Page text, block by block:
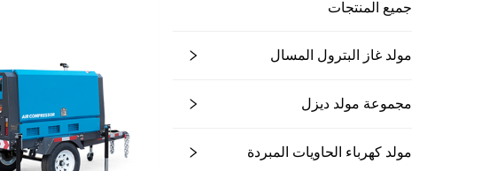
جميع المنتجات
مولد غاز البترول المسال
مجموعة مولد ديزل
مولد كهرباء الحاويات المبردة